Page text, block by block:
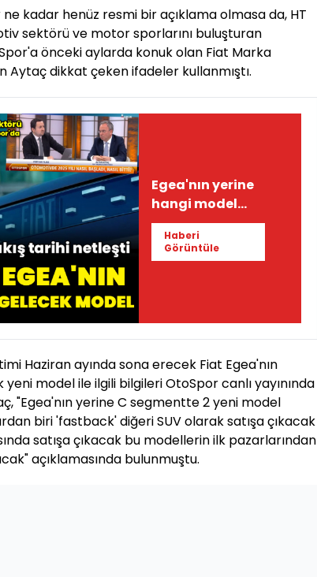
kadar henüz resmi bir açıklama olmasa da, HT
sektörü ve motor sporlarını buluşturan
önceki aylarda konuk olan Fiat Marka
Aytaç dikkat çeken ifadeler kullanmıştı.
Egea'nın yerine
hangi model
geliyor?
Haberi
Görüntüle
Haziran ayında sona erecek Fiat Egea'nın
model ile ilgili bilgileri OtoSpor canlı yayınında
"Egea'nın yerine C segmentte 2 yeni model
biri 'fastback' diğeri SUV olarak satışa çıkacak
satışa çıkacak bu modellerin ilk pazarlarından
açıklamasında bulunmuştu.